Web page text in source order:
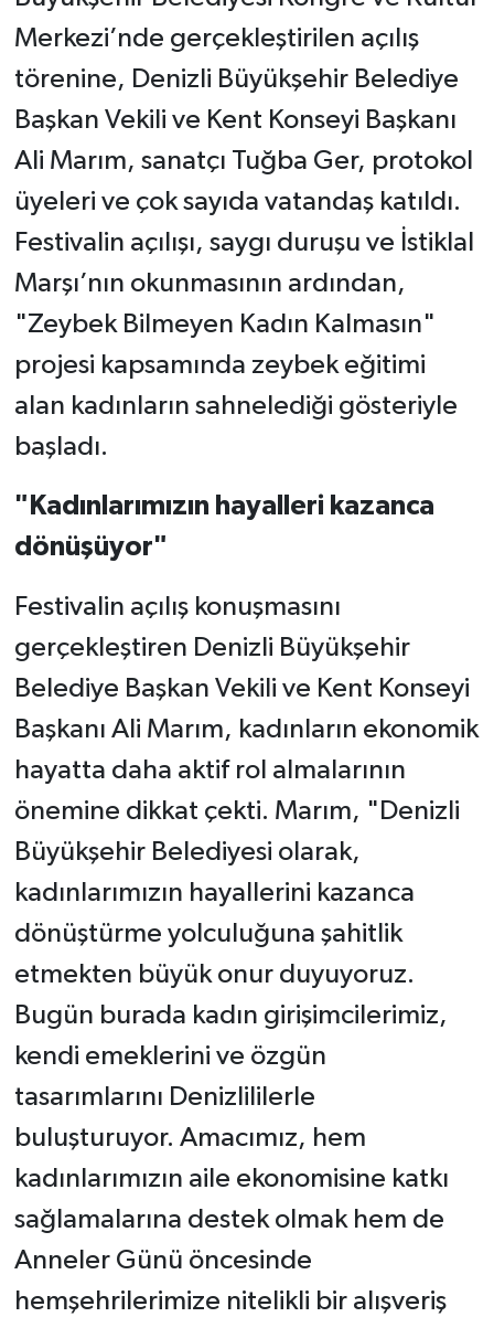
Merkezi’nde gerçekleştirilen açılış
törenine, Denizli Büyükşehir Belediye
Başkan Vekili ve Kent Konseyi Başkanı
Ali Marım, sanatçı Tuğba Ger, protokol
üyeleri ve çok sayıda vatandaş katıldı.
Festivalin açılışı, saygı duruşu ve İstiklal
Marşı’nın okunmasının ardından,
"Zeybek Bilmeyen Kadın Kalmasın"
projesi kapsamında zeybek eğitimi
alan kadınların sahnelediği gösteriyle
başladı.
"Kadınlarımızın hayalleri kazanca
dönüşüyor"
Festivalin açılış konuşmasını
gerçekleştiren Denizli Büyükşehir
Belediye Başkan Vekili ve Kent Konseyi
Başkanı Ali Marım, kadınların ekonomik
hayatta daha aktif rol almalarının
önemine dikkat çekti. Marım, "Denizli
Büyükşehir Belediyesi olarak,
kadınlarımızın hayallerini kazanca
dönüştürme yolculuğuna şahitlik
etmekten büyük onur duyuyoruz.
Bugün burada kadın girişimcilerimiz,
kendi emeklerini ve özgün
tasarımlarını Denizlililerle
buluşturuyor. Amacımız, hem
kadınlarımızın aile ekonomisine katkı
sağlamalarına destek olmak hem de
Anneler Günü öncesinde
hemşehrilerimize nitelikli bir alışveriş